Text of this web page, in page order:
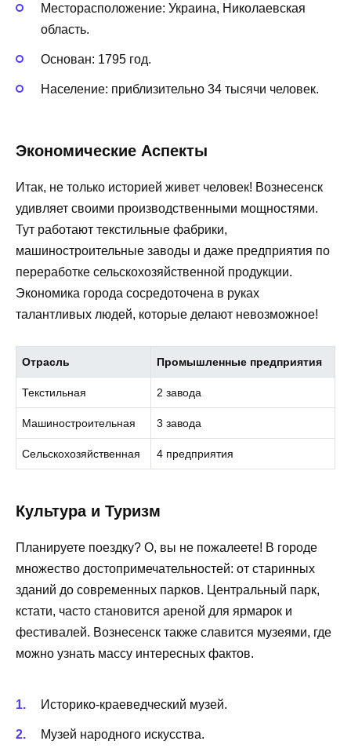
Месторасположение: Украина, Николаевская
область.
Основан: 1795 год.
Население: приблизительно 34 тысячи человек.
Экономические Аспекты
Итак, не только историей живет человек! Вознесенск
удивляет своими производственными мощностями.
Тут работают текстильные фабрики,
машиностроительные заводы и даже предприятия по
переработке сельскохозяйственной продукции.
Экономика города сосредоточена в руках
талантливых людей, которые делают невозможное!
Отрасль Промышленные предприятия
Текстильная 2 завода
Машиностроительная 3 завода
Сельскохозяйственная 4 предприятия
Культура и Туризм
Планируете поездку? О, вы не пожалеете! В городе
множество достопримечательностей: от старинных
зданий до современных парков. Центральный парк,
кстати, часто становится ареной для ярмарок и
фестивалей. Вознесенск также славится музеями, где
можно узнать массу интересных фактов.
Историко-краеведческий музей.
Музей народного искусства.